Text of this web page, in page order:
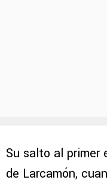
Su salto al primer
de Larcamón,